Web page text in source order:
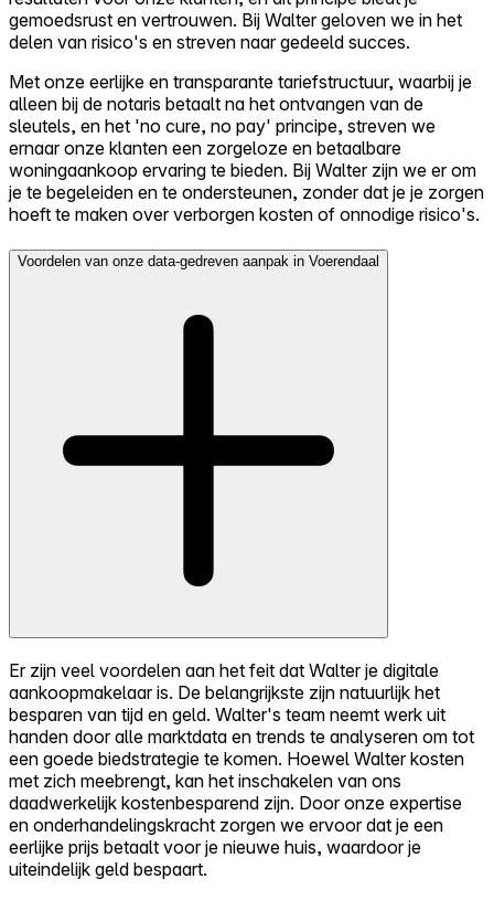
gemoedsrust en vertrouwen. Bij Walter geloven we in het
delen van risico's en streven naar gedeeld succes.
Met onze eerlijke en transparante tariefstructuur, waarbij je
alleen bij de notaris betaalt na het ontvangen van de
sleutels, en het 'no cure, no pay' principe, streven we
ernaar onze klanten een zorgeloze en betaalbare
woningaankoop ervaring te bieden. Bij Walter zijn we er om
je te begeleiden en te ondersteunen, zonder dat je je zorgen
hoeft te maken over verborgen kosten of onnodige risico's.
Voordelen van onze data-gedreven aanpak in Voerendaal
Er zijn veel voordelen aan het feit dat Walter je digitale
aankoopmakelaar is. De belangrijkste zijn natuurlijk het
besparen van tijd en geld. Walter's team neemt werk uit
handen door alle marktdata en trends te analyseren om tot
een goede biedstrategie te komen. Hoewel Walter kosten
met zich meebrengt, kan het inschakelen van ons
daadwerkelijk kostenbesparend zijn. Door onze expertise
en onderhandelingskracht zorgen we ervoor dat je een
eerlijke prijs betaalt voor je nieuwe huis, waardoor je
uiteindelijk geld bespaart.